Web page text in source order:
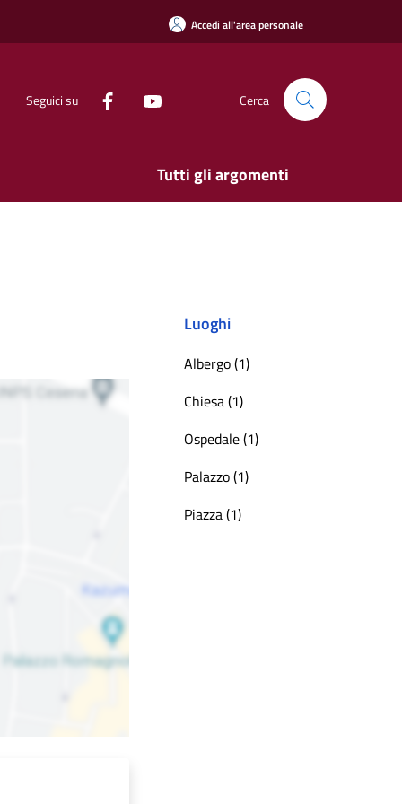
Accedi all'area personale
Seguici su Cerca
Tutti gli argomenti
Luoghi
Albergo (1)
Chiesa (1)
Ospedale (1)
Palazzo (1)
Piazza (1)